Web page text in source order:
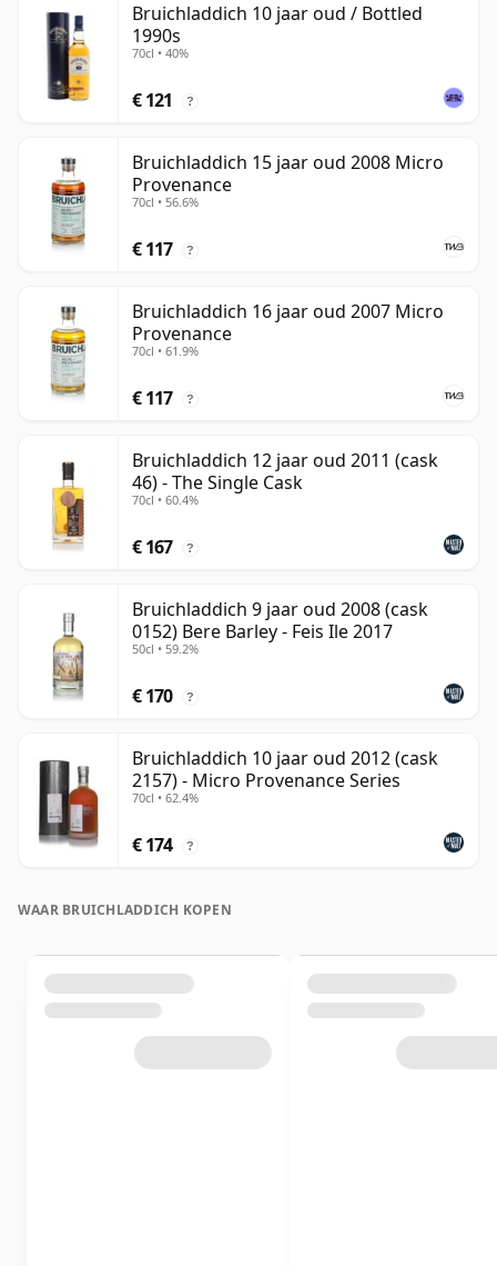
Bruichladdich 10 jaar oud / Bottled
1990s
70cl • 40%
€ 121 ?
Bruichladdich 15 jaar oud 2008 Micro
Provenance
70cl • 56.6%
€ 117 ?
Bruichladdich 16 jaar oud 2007 Micro
Provenance
70cl • 61.9%
€ 117 ?
Bruichladdich 12 jaar oud 2011 (cask
46) - The Single Cask
70cl • 60.4%
€ 167 ?
Bruichladdich 9 jaar oud 2008 (cask
0152) Bere Barley - Feis Ile 2017
50cl • 59.2%
€ 170 ?
Bruichladdich 10 jaar oud 2012 (cask
2157) - Micro Provenance Series
70cl • 62.4%
€ 174 ?
WAAR BRUICHLADDICH KOPEN